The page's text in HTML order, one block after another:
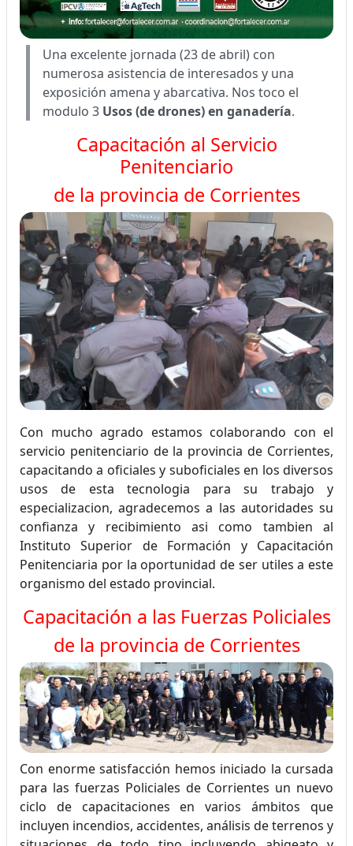
Una excelente jornada (23 de abril) con
numerosa asistencia de interesados y una
exposición amena y abarcativa. Nos toco el
modulo 3 Usos (de drones) en ganadería.
Capacitación al Servicio
Penitenciario
de la provincia de Corrientes
Con mucho agrado estamos colaborando con el
servicio penitenciario de la provincia de Corrientes,
capacitando a oficiales y suboficiales en los diversos
usos de esta tecnologia para su trabajo y
especializacion, agradecemos a las autoridades su
confianza y recibimiento asi como tambien al
Instituto Superior de Formación y Capacitación
Penitenciaria por la oportunidad de ser utiles a este
organismo del estado provincial.
Capacitación a las Fuerzas Policiales
de la provincia de Corrientes
Con enorme satisfacción hemos iniciado la cursada
para las fuerzas Policiales de Corrientes un nuevo
ciclo de capacitaciones en varios ámbitos que
incluyen incendios, accidentes, análisis de terrenos y